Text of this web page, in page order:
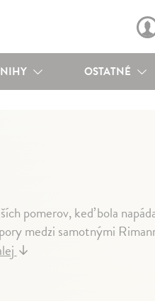
OSTATNÉ
pomerov, keď bola
medzi samotnými
↓